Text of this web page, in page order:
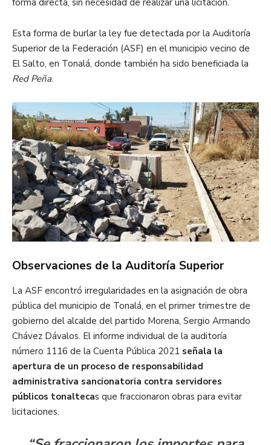
forma directa, sin necesidad de realizar una licitación.
Esta forma de burlar la ley fue detectada por la Auditoría
Superior de la Federación (ASF) en el municipio vecino de
El Salto, en Tonalá, donde también ha sido beneficiada la
Red Peña.
Observaciones de la Auditoría Superior
La ASF encontró irregularidades en la asignación de obra
pública del municipio de Tonalá, en el primer trimestre de
gobierno del alcalde del partido Morena, Sergio Armando
Chávez Dávalos. El informe individual de la auditoría
número 1116 de la Cuenta Pública 2021 señala la
apertura de un proceso de responsabilidad
administrativa sancionatoria contra servidores
públicos tonaltecas que fraccionaron obras para evitar
licitaciones.